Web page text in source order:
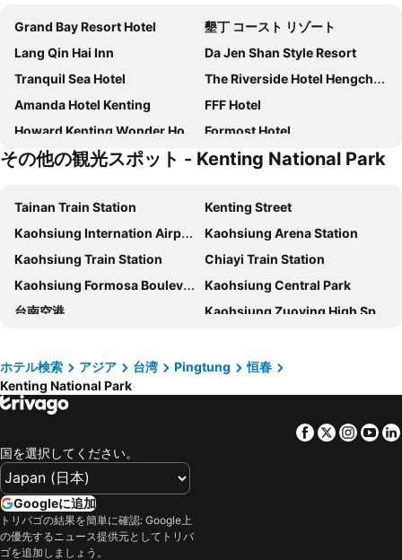
Grand Bay Resort Hotel
墾丁 コースト リゾート
Lang Qin Hai Inn
Da Jen Shan Style Resort
Tranquil Sea Hotel
The Riverside Hotel Hengchun
Amanda Hotel Kenting
FFF Hotel
Howard Kenting Wonder House
Formost Hotel
沐林イン (沐林會館)
ハイ ユェン ホテル
Stay In Jialeshuei
Sheng Tu Villa
River Inn Kenting
Kuei Ti Wan Hotel
イン ハラジュク
Dan Lee Inn 墾丁丹麗渡假會館
Rusty B&B
エル プエルト ホテル (垦丁微风会馆)
Red Garden Resort
Kenting Afei Surf Hostel Nanwan
墾丁 ナンワン リゾート (墾丁南灣渡假飯店)
ケンティング ホリデイ ホテル (墾丁仮期渡仮飯店)
墾丁モルディブ ホット スプリング ホテル (墾丁馬爾地夫溫泉大飯店)
Dreamer Boutique Hotel
海的墾丁旅店 Ocean KT Inn
Golden Sea Inn
Wo Xing Wo Su
Da Tan Mountain Villa
Bethlehem B&B Kenting
その他の観光スポット - Kenting National Park
Tainan Train Station
Kenting Street
Kaohsiung Internation Airport
Kaohsiung Arena Station
Kaohsiung Train Station
Chiayi Train Station
Kaohsiung Formosa Boulevard Station
Kaohsiung Central Park
台南空港
Kaohsiung Zuoying High Speed Rail Station
Kaohsiung 85 Sky Tower
85 Sky Tower
Kenting National Park
Tainan Golden Coast
緑島空港
蘭嶼空港
Tainan Flowers Night Market
National Sun Yat-sen University
ホテル検索 アジア 台湾 Pingtung
恒春
Kenting National Park
Facebook
Twitter
国を選択してください。
Googleに追加
トリバゴの結果を簡単に確認: Google上
の優先するニュース提供元としてトリバ
ゴを追加しましょう。